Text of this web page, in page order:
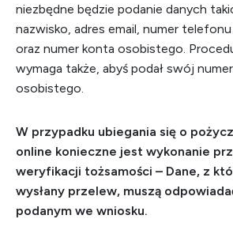
niezbędne będzie podanie danych
nazwisko, adres email, numer
oraz numer konta osobistego.
wymaga także, abyś podał swój
osobistego.
W przypadku ubiegania się o
online konieczne jest wykonanie
weryfikacji tożsamości – Dane, z
wysłany przelew, muszą
podanym we wniosku.